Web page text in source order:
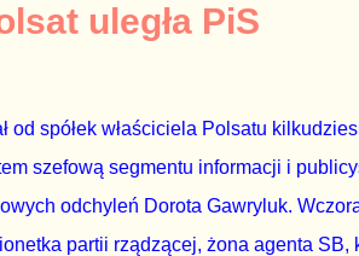
uległa PiS
od spółek właściciela Polsatu
szefową segmentu informacji i
odchyleń Dorota Gawryluk.
partii rządzącej, żona agenta SB,